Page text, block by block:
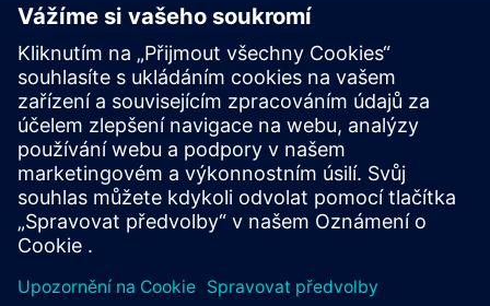
Začněte svou cestu
Contact us